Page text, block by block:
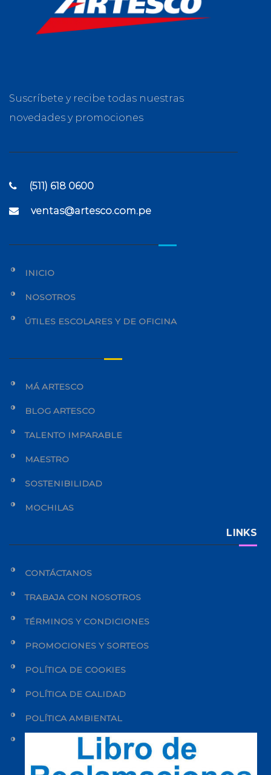
Suscríbete y recibe todas nuestras
novedades y promociones
(511) 618 0600
ventas@artesco.com.pe
INICIO
NOSOTROS
ÚTILES ESCOLARES Y DE OFICINA
MÁ ARTESCO
BLOG ARTESCO
TALENTO IMPARABLE
MAESTRO
SOSTENIBILIDAD
MOCHILAS
LINKS
CONTÁCTANOS
TRABAJA CON NOSOTROS
TÉRMINOS Y CONDICIONES
PROMOCIONES Y SORTEOS
POLÍTICA DE COOKIES
POLÍTICA DE CALIDAD
POLÍTICA AMBIENTAL